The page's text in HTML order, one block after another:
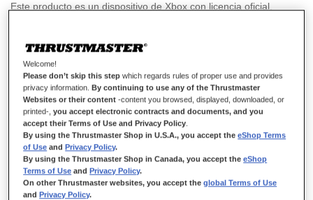
Este producto es un dispositivo de Xbox con licencia oficial,
19,99 €
AÑADIR AL CARRITO
Welcome!
Please don’t skip this step which regards rules of proper use and provides
privacy information. By continuing to use any of the Thrustmaster
Websites or their content -content you browsed, displayed, downloaded, or
printed-,you accept electronic contracts and documents, and you
accept their Terms of Use and Privacy Policy.
By using the Thrustmaster Shop in U.S.A., you accept theeShop Terms
of Use and Privacy Policy.
By using the Thrustmaster Shop in Canada, you accept theeShop
Terms of Use and Privacy Policy.
On other Thrustmaster websites, you accept theglobal Terms of Use
and Privacy Policy.